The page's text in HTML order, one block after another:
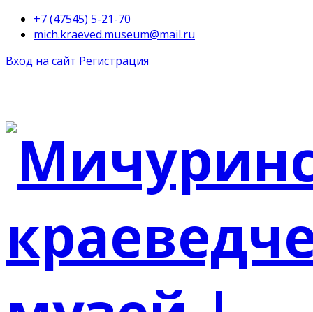
+7 (47545) 5-21-70
mich.kraeved.museum@mail.ru
Вход на сайт Регистрация